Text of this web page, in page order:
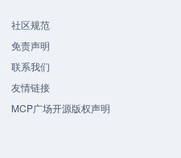
社区规范
免责声明
联系我们
友情链接
MCP广场开源版权声明